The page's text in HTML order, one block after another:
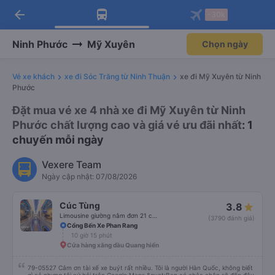
Tải app Vexere ngay!
Nhận ưu đãi thành viên độc
Mở app
Tải app Vexere
-30k/ghế khi đặt vé máy bay qua
Mở app
arrow_back
Ninh Phước Mỹ Xuyên Chọn ngày
Vé xe khách xe đi Sóc Trăng từ Ninh Thuận
xe đi Mỹ Xuyên từ Ninh
Phước
Đặt mua vé xe 4 nhà xe đi Mỹ Xuyên từ Ninh
Phước chất lượng cao và giá vé ưu đãi nhất: 1
chuyến mỗi ngày
Vexere Team
Ngày cập nhật: 07/08/2026
Cúc Tùng 3.8
(3790 đánh giá)
Cổng Bến Xe Phan Rang
10 giờ 15 phút
Cửa hàng xăng dầu Quang hiển
79-05527 Cảm ơn tài xế xe buýt rất nhiều. Tôi là người Hàn Quốc, không biết